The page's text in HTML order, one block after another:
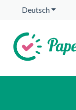
Deutsch